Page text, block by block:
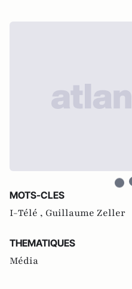
MOTS-CLES
I-Télé , Guillaume Zeller
THEMATIQUES
Média